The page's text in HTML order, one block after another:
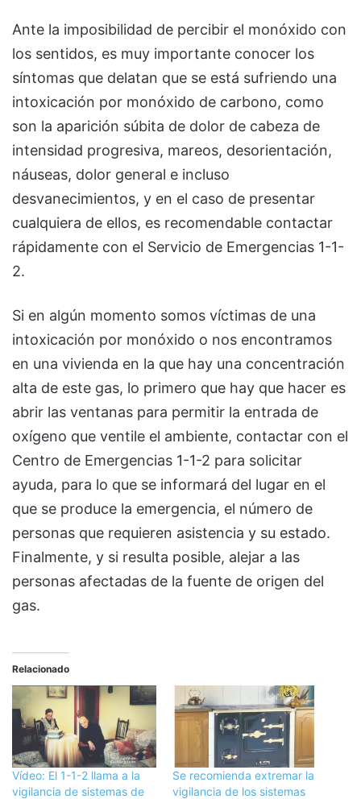
Ante la imposibilidad de percibir el monóxido con
los sentidos, es muy importante conocer los
síntomas que delatan que se está sufriendo una
intoxicación por monóxido de carbono, como
son la aparición súbita de dolor de cabeza de
intensidad progresiva, mareos, desorientación,
náuseas, dolor general e incluso
desvanecimientos, y en el caso de presentar
cualquiera de ellos, es recomendable contactar
rápidamente con el Servicio de Emergencias 1-1-
2.
Si en algún momento somos víctimas de una
intoxicación por monóxido o nos encontramos
en una vivienda en la que hay una concentración
alta de este gas, lo primero que hay que hacer es
abrir las ventanas para permitir la entrada de
oxígeno que ventile el ambiente, contactar con el
Centro de Emergencias 1-1-2 para solicitar
ayuda, para lo que se informará del lugar en el
que se produce la emergencia, el número de
personas que requieren asistencia y su estado.
Finalmente, y si resulta posible, alejar a las
personas afectadas de la fuente de origen del
gas.
Relacionado
Vídeo: El 1-1-2 llama a la
vigilancia de sistemas de
Se recomienda extremar la
vigilancia de los sistemas